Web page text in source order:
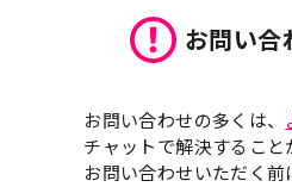
お問い合
お問い合わせの多くは、
チャットで解決すること
お問い合わせいただく前